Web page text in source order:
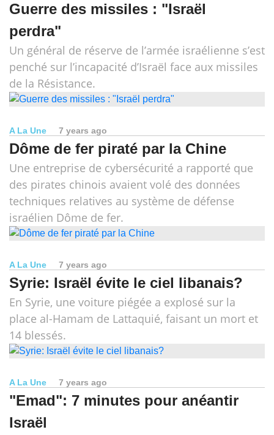
Guerre des missiles : "Israël
perdra"
Un général de réserve de l’armée israélienne s’est
penché sur l’incapacité d’Israël face aux missiles
de la Résistance.
A La Une 7 years ago
Dôme de fer piraté par la Chine
Une entreprise de cybersécurité a rapporté que
des pirates chinois avaient volé des données
techniques relatives au système de défense
israélien Dôme de fer.
A La Une 7 years ago
Syrie: Israël évite le ciel libanais?
En Syrie, une voiture piégée a explosé sur la
place al-Hamam de Lattaquié, faisant un mort et
14 blessés.
A La Une 7 years ago
"Emad": 7 minutes pour anéantir
Israël